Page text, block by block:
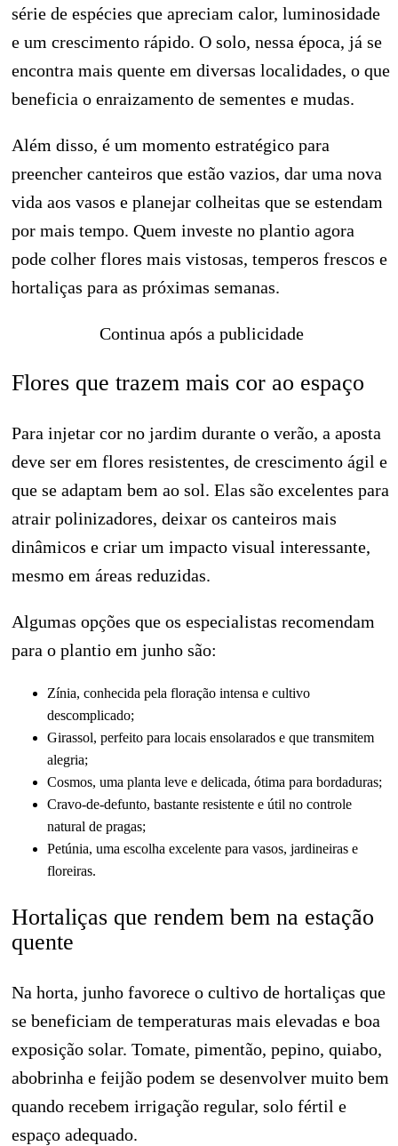
série de espécies que apreciam calor, luminosidade
e um crescimento rápido. O solo, nessa época, já se
encontra mais quente em diversas localidades, o que
beneficia o enraizamento de sementes e mudas.
Além disso, é um momento estratégico para
preencher canteiros que estão vazios, dar uma nova
vida aos vasos e planejar colheitas que se estendam
por mais tempo. Quem investe no plantio agora
pode colher flores mais vistosas, temperos frescos e
hortaliças para as próximas semanas.
Continua após a publicidade
Flores que trazem mais cor ao espaço
Para injetar cor no jardim durante o verão, a aposta
deve ser em flores resistentes, de crescimento ágil e
que se adaptam bem ao sol. Elas são excelentes para
atrair polinizadores, deixar os canteiros mais
dinâmicos e criar um impacto visual interessante,
mesmo em áreas reduzidas.
Algumas opções que os especialistas recomendam
para o plantio em junho são:
Zínia, conhecida pela floração intensa e cultivo
descomplicado;
Girassol, perfeito para locais ensolarados e que transmitem
alegria;
Cosmos, uma planta leve e delicada, ótima para bordaduras;
Cravo-de-defunto, bastante resistente e útil no controle
natural de pragas;
Petúnia, uma escolha excelente para vasos, jardineiras e
floreiras.
Hortaliças que rendem bem na estação
quente
Na horta, junho favorece o cultivo de hortaliças que
se beneficiam de temperaturas mais elevadas e boa
exposição solar. Tomate, pimentão, pepino, quiabo,
abobrinha e feijão podem se desenvolver muito bem
quando recebem irrigação regular, solo fértil e
espaço adequado.